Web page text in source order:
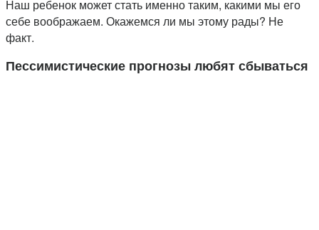
Наш ребенок может стать именно таким, какими мы его
себе воображаем. Окажемся ли мы этому рады? Не
факт.
Пессимистические прогнозы любят сбываться